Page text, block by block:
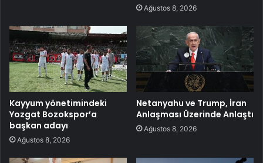
Ağustos 8, 2026
Kayyum yönetimindeki
Yozgat Bozokspor’a
başkan adayı
Ağustos 8, 2026
Netanyahu ve Trump, İran
Anlaşması Üzerinde Anlaştı
Ağustos 8, 2026